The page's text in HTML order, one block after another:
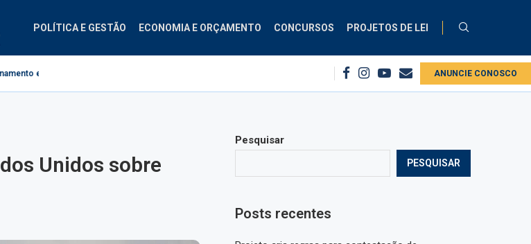
POLÍTICA E GESTÃO ECONOMIA E ORÇAMENTO CONCURSOS PROJETOS DE LEI
do trabalho Projeto cria diretrizes para ginástica
ANUNCIE CONOSCO
Unidos sobre
Pesquisar
PESQUISAR
Posts recentes